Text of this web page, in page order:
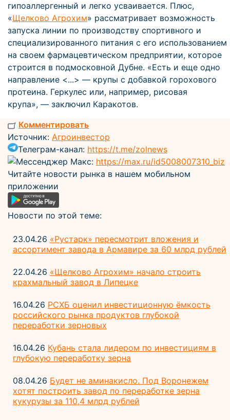
гипоаллергенный и легко усваивается. Плюс,
«Щелково Агрохим» рассматривает возможность
запуска линии по производству спортивного и
специализированного питания с его использованием
на своем фармацевтическом предприятии, которое
строится в подмосковной Дубне. «Есть и еще одно
направление <...> — крупы с добавкой горохового
протеина. Геркулес или, например, рисовая
крупа», — заключил Каракотов.
Комментировать
Источник: Агроинвестор
Телеграм-канал: https://t.me/zolnews
Мессенджер Макс: https://max.ru/id5008007310_biz
Читайте новости рынка в нашем мобильном
приложении
Новости по этой теме:
23.04.26 «Рустарк» пересмотрит вложения и
ассортимент завода в Армавире за 60 млрд рублей
22.04.26 «Щелково Агрохим» начало строить
крахмальный завод в Липецке
16.04.26 РСХБ оценил инвестиционную ёмкость
российского рынка продуктов глубокой
переработки зерновых
16.04.26 Кубань стала лидером по инвестициям в
глубокую переработку зерна
08.04.26 Будет не аминакисло. Под Воронежем
хотят построить завод по переработке зерна
кукурузы за 110,4 млрд рублей